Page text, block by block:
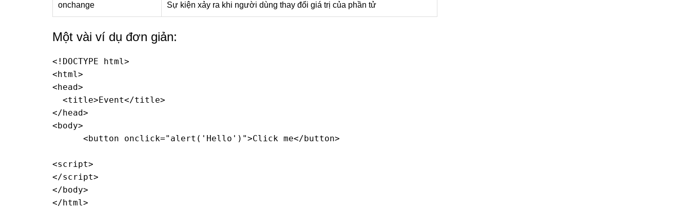
onchange Sự kiện xảy ra khi người dùng thay đổi giá trị của phần tử
Một vài ví dụ đơn giản:
<!DOCTYPE html>
<html>
<head>
  <title>Event</title>
</head>
<body>
      <button onclick="alert('Hello')">Click me</button>
<script>
</script>
</body>
</html>